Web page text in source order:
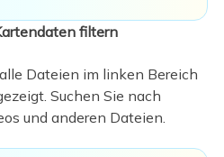
filtern
Dateien im linken Bereich
Suchen Sie nach
und anderen Dateien.